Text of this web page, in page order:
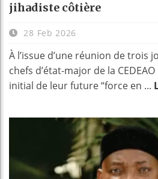
jihadiste côtière
28 Feb 2026
À l’issue d’une réunion de trois
chefs d’état-major de la
initial de leur future “force en ...